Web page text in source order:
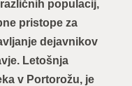
populacij,
pristope za
dejavnikov
Letošnja
v Portorožu, je